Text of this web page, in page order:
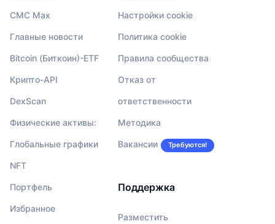
CMC Max
Главные новости
Bitcoin (Биткоин)-ETF
Крипто-API
DexScan
Физические активы:
Глобальные графики
NFT
Портфель
Избранное
Настройки cookie
Политика cookie
Правила сообщества
Отказ от
ответственности
Методика
Вакансии Требуются!
Поддержка
Разместить